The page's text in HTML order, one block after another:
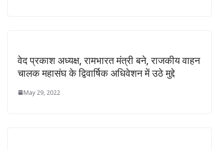
वेद प्रकाश अध्यक्ष, रामभारत मंत्री बने, राजकीय वाहन
चालक महासंघ के द्विवार्षिक अधिवेशन में उठे मुद्दे
May 29, 2022